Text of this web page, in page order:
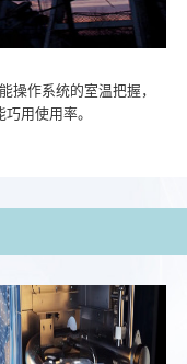
操作系统的室温把握，
用使用率。